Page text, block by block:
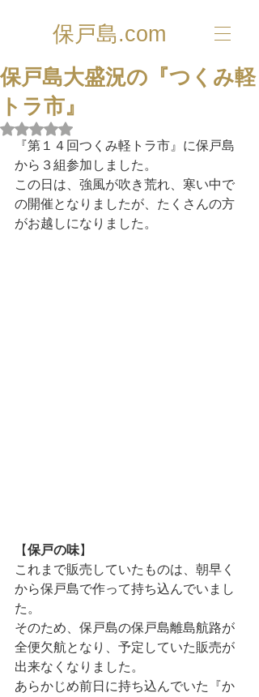
保戸島.com
保戸島大盛況の『つくみ軽
トラ市』
5つ星のうちNaNと評価されています。
『第１４回つくみ軽トラ市』に保戸島
から３組参加しました。
この日は、強風が吹き荒れ、寒い中で
の開催となりましたが、たくさんの方
がお越しになりました。
【保戸の味】
これまで販売していたものは、朝早く
から保戸島で作って持ち込んでいまし
た。
そのため、保戸島の保戸島離島航路が
全便欠航となり、予定していた販売が
出来なくなりました。
あらかじめ前日に持ち込んでいた『か